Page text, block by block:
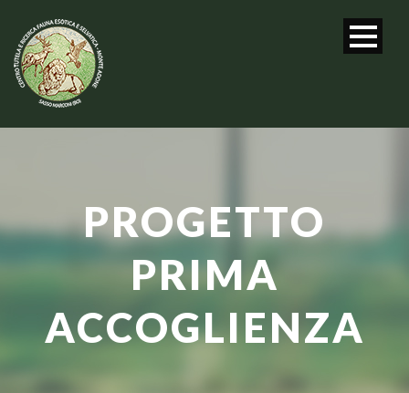
PROGETTO
PRIMA
ACCOGLIENZA